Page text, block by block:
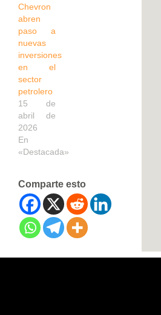
Chevron
abren
paso a
nuevas
inversiones
en el
sector
petrolero
15 de
abril de
2026
En
«Destacada»
Comparte esto